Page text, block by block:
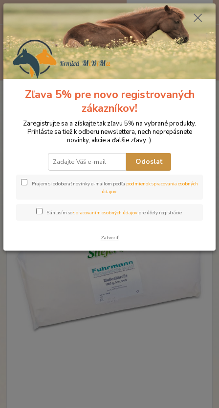
Menu
0ks
za0 €
Kozmetika pre kone
Starostlivosť o pohyb. aparát
Bandážovacia vata Stiefel
Bandážovacia vata Stiefel
Zľava 5% pre novo registrovaných
zákazníkov!
Zaregistrujte sa a získajte tak zľavu 5% na vybrané produkty.
Prihláste sa tiež k odberu newslettera, nech neprepásnete
novinky, akcie a ďalšie zľavy :).
Odoslať
Prajem si odoberať novinky e-mailom podľa podmienok spracovania osobných
údajov.
Súhlasím sospracovaním osobných údajov pre účely registrácie.
Zatvoriť